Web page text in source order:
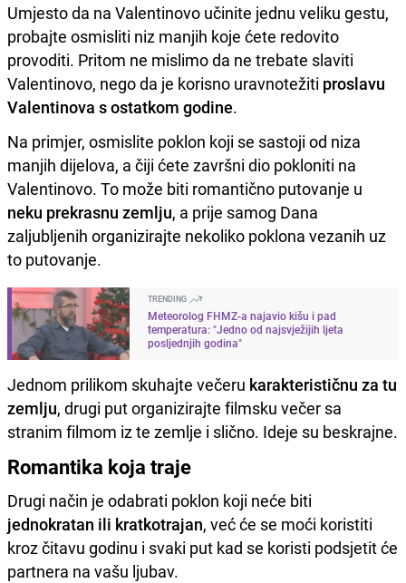
Umjesto da na Valentinovo učinite jednu veliku gestu,
probajte osmisliti niz manjih koje ćete redovito
provoditi. Pritom ne mislimo da ne trebate slaviti
Valentinovo, nego da je korisno uravnotežiti proslavu
Valentinova s ostatkom godine.
Na primjer, osmislite poklon koji se sastoji od niza
manjih dijelova, a čiji ćete završni dio pokloniti na
Valentinovo. To može biti romantično putovanje u
neku prekrasnu zemlju, a prije samog Dana
zaljubljenih organizirajte nekoliko poklona vezanih uz
to putovanje.
TRENDING
Meteorolog FHMZ-a najavio kišu i pad
temperatura: "Jedno od najsvježijih ljeta
posljednjih godina"
Jednom prilikom skuhajte večeru karakterističnu za tu
zemlju, drugi put organizirajte filmsku večer sa
stranim filmom iz te zemlje i slično. Ideje su beskrajne.
Romantika koja traje
Drugi način je odabrati poklon koji neće biti
jednokratan ili kratkotrajan, već će se moći koristiti
kroz čitavu godinu i svaki put kad se koristi podsjetit će
partnera na vašu ljubav.